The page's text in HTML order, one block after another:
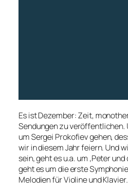
Es ist Dezember: Zeit,
Sendungen zu veröffentlichen.
um Sergei Prokofiev gehen,
wir in diesem Jahr feiern. Und
sein, geht es u.a. um ‚Peter
geht es um die erste
Melodien für Violine und Klavier.